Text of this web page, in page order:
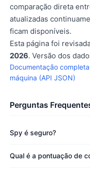
comparação direta
atualizadas
ficam disponíveis.
Esta página foi
2026. Versão dos
Documentação
máquina (API JSON)
Perguntas
Spy é seguro?
Qual é a pontuação de